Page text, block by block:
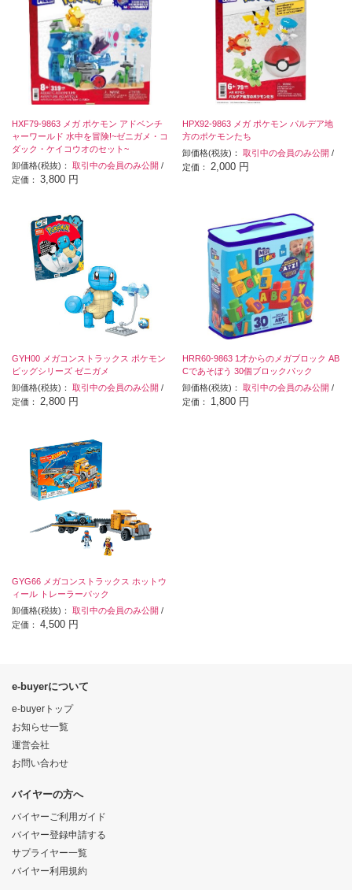
HXF79-9863 メガ ポケモン アドベンチ
ャーワールド 水中を冒険!~ゼニガメ・コ
ダック・ケイコウオのセット~
卸価格(税抜)： 取引中の会員のみ公開 /
定価： 3,800 円
HPX92-9863 メガ ポケモン パルデア地
方のポケモンたち
卸価格(税抜)：取引中の会員のみ公開 /
定価： 2,000 円
GYH00 メガコンストラックス ポケモン
ビッグシリーズ ゼニガメ
卸価格(税抜)： 取引中の会員のみ公開 /
定価： 2,800 円
HRR60-9863 1才からのメガブロック AB
Cであそぼう 30個ブロックパック
卸価格(税抜)：取引中の会員のみ公開 /
定価： 1,800 円
GYG66 メガコンストラックス ホットウ
ィール トレーラーパック
卸価格(税抜)： 取引中の会員のみ公開 /
定価： 4,500 円
e-buyerについて
e-buyerトップ
お知らせ一覧
運営会社
お問い合わせ
バイヤーの方へ
バイヤーご利用ガイド
バイヤー登録申請する
サプライヤー一覧
バイヤー利用規約